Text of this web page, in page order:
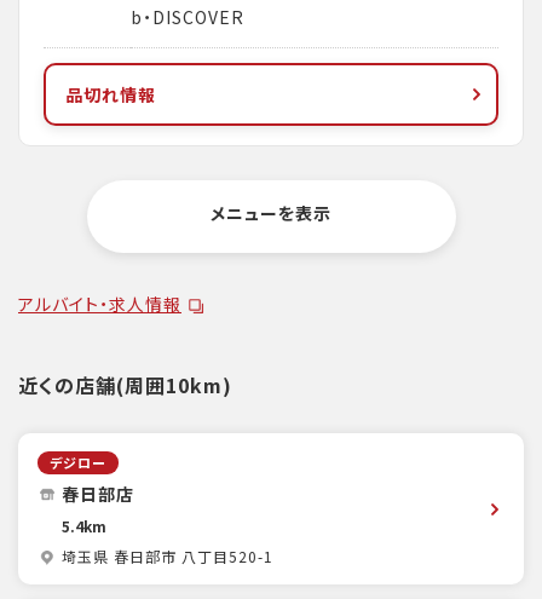
b・DISCOVER
品切れ情報
メニューを表示
アルバイト・求人情報
近くの店舗(周囲10km)
デジロー
春日部店
5.4km
埼玉県 春日部市 八丁目520-1